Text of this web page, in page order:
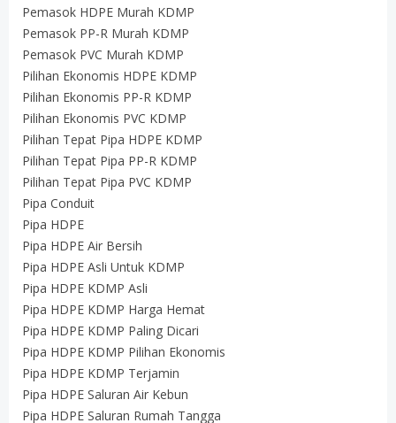
Pemasok HDPE Murah KDMP
Pemasok PP-R Murah KDMP
Pemasok PVC Murah KDMP
Pilihan Ekonomis HDPE KDMP
Pilihan Ekonomis PP-R KDMP
Pilihan Ekonomis PVC KDMP
Pilihan Tepat Pipa HDPE KDMP
Pilihan Tepat Pipa PP-R KDMP
Pilihan Tepat Pipa PVC KDMP
Pipa Conduit
Pipa HDPE
Pipa HDPE Air Bersih
Pipa HDPE Asli Untuk KDMP
Pipa HDPE KDMP Asli
Pipa HDPE KDMP Harga Hemat
Pipa HDPE KDMP Paling Dicari
Pipa HDPE KDMP Pilihan Ekonomis
Pipa HDPE KDMP Terjamin
Pipa HDPE Saluran Air Kebun
Pipa HDPE Saluran Rumah Tangga